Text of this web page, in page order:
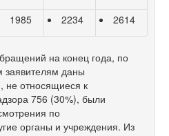
1985 2234 2614
на конец года, по
даны
не относящиеся к
756 (30%), были
по
органы и учреждения. Из